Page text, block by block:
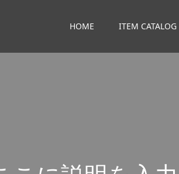
HOME ITEM CATALOG
に 説明 を 入 力